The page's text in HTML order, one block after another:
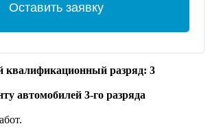
Оставить заявку
квалификационный разряд: 3
автомобилей 3-го разряда